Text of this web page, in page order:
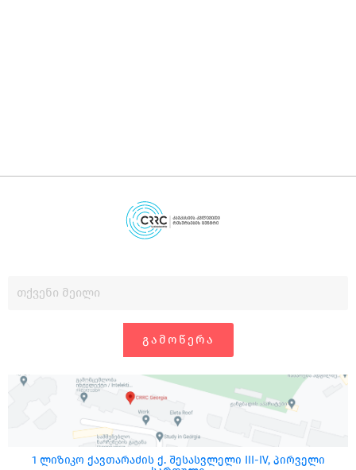
ᲒᲐᲛᲝᲬᲔᲠᲐ
1 ლიზიკო ქავთარაძის ქ. შესასვლელი III-IV, პირველი